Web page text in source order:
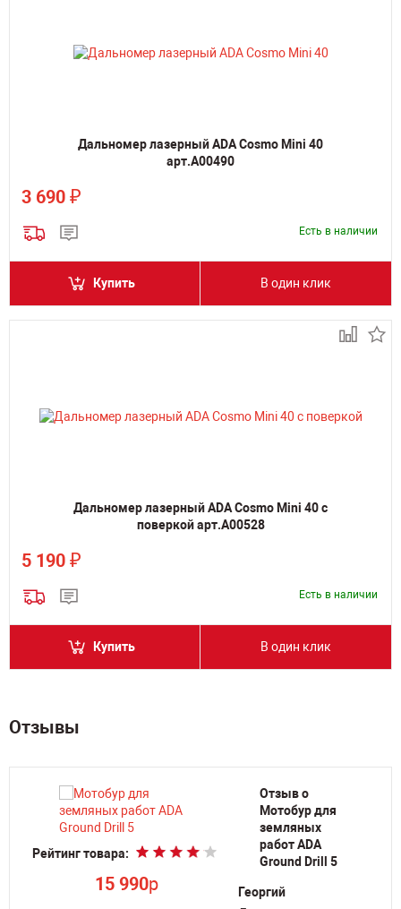
Дальномер лазерный ADA Cosmo Mini 40
арт.А00490
3 690 ₽
Есть в наличии
Купить В один клик
Дальномер лазерный ADA Cosmo Mini 40 с
поверкой арт.А00528
5 190 ₽
Есть в наличии
Купить В один клик
Отзывы
Рейтинг товара:
15 990p
Отзыв о
Мотобур для
земляных
работ ADA
Ground Drill 5
Георгий